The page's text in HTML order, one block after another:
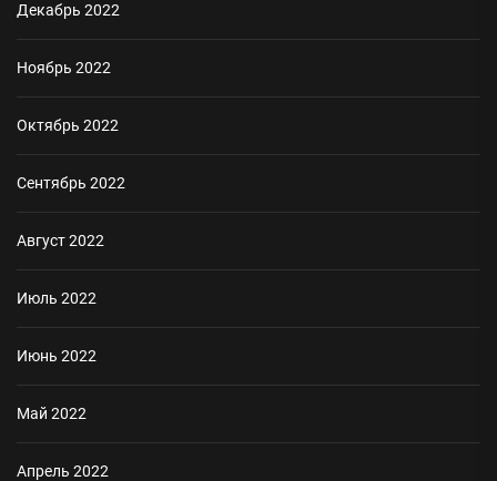
Декабрь 2022
Ноябрь 2022
Октябрь 2022
Сентябрь 2022
Август 2022
Июль 2022
Июнь 2022
Май 2022
Апрель 2022